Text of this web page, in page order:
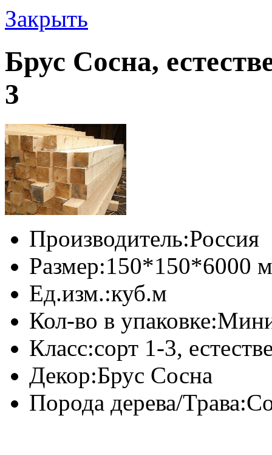
Закрыть
Брус Сосна,
3
Производитель:Россия
Размер:150*150*6000
Ед.изм.:куб.м
Кол-во в упаковке:
Класс:сорт 1-3,
Декор:Брус Сосна
Порода дерева/Трава: